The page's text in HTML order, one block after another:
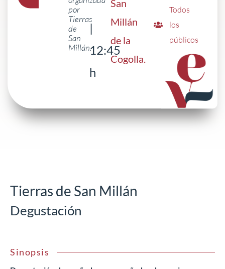
por
Tierras
de
San
Millán.
|
12:45
h
San
Millán
de la
Cogolla.
Todos
los
públicos
Tierras de San Millán
Degustación
Sinopsis